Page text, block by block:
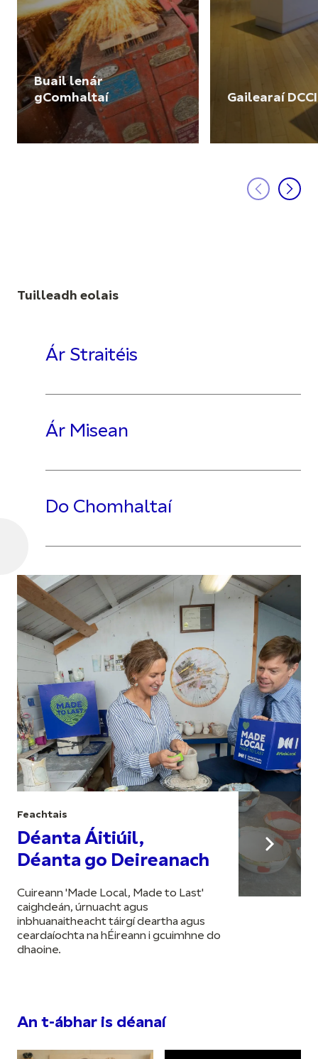
Buail lenár
gComhaltaí
Gailearaí DCCI
Tuilleadh eolais
Ár Straitéis
Ár Misean
Do Chomhaltaí
Feachtais
Déanta Áitiúil,
Déanta go Deireanach
Cuireann 'Made Local, Made to Last'
caighdeán, úrnuacht agus
inbhuanaitheacht táirgí deartha agus
ceardaíochta na hÉireann i gcuimhne do
dhaoine.
An t-ábhar is déanaí